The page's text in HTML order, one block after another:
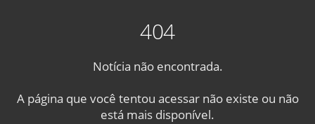
404
Notícia não encontrada.
A página que você tentou acessar não existe ou não
está mais disponível.